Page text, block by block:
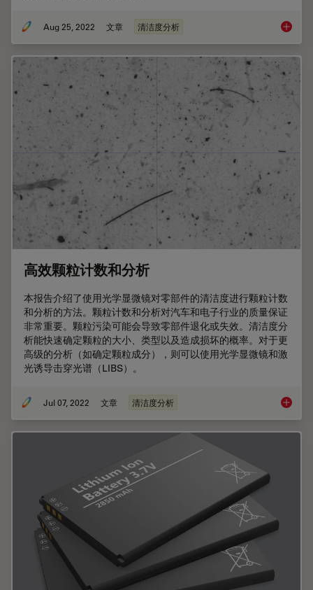
Aug 25, 2022 文章 清洁度分析 选择清
高效颗粒计数和分析
本报告介绍了使用光学显微镜对零部件的清洁度进行颗粒计数
和分析的方法。颗粒计数和分析对汽车和电子行业的质量保证
非常重要。颗粒污染可能会导致零部件退化或失效。清洁度分
析能快速确定颗粒的大小、类型以及造成损坏的概率。对于更
高级的分析（如确定颗粒成分），则可以使用光学显微镜和激
光诱导击穿光谱（LIBS）。
Jul 07, 2022 文章 清洁度分析 高效颗